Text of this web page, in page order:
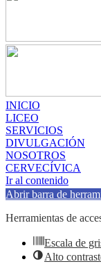
INICIO
LICEO
SERVICIOS
DIVULGACIÓN
NOSOTROS
CERVECÍVICA
Ir al contenido
Abrir barra de
Herramientas de
Escala de
Alto